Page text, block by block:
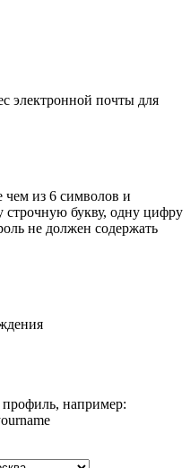
электронной почты для
чем из 6 символов и
строчную букву, одну цифру
не должен содержать
например: